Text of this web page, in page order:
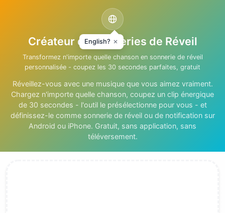
English?
Créateur de Sonneries de Réveil
Transformez n'importe quelle chanson en sonnerie de réveil
personnalisée - coupez les 30 secondes parfaites, gratuit
Réveillez-vous avec une musique que vous aimez vraiment.
Chargez n'importe quelle chanson, coupez un clip énergique
de 30 secondes - l'outil le présélectionne pour vous - et
définissez-le comme sonnerie de réveil ou de notification sur
Android ou iPhone. Gratuit, sans application, sans
téléversement.